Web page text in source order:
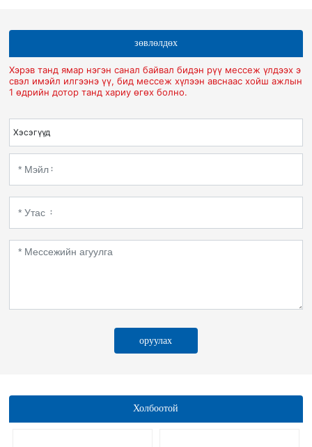
зөвлөлдөх
Хэрэв танд ямар нэгэн санал байвал бидэн рүү мессеж үлдээх э
свэл имэйл илгээнэ үү, бид мессеж хүлээн авснаас хойш ажлын
1 өдрийн дотор танд хариу өгөх болно.
Хэсэгүүд
оруулах
Холбоотой